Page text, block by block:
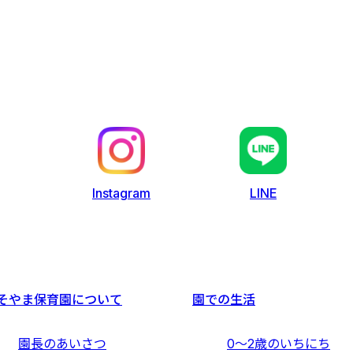
Instagram LINE
やま保育園について
園長のあいさつ
園での生活
0〜2歳のいちにち